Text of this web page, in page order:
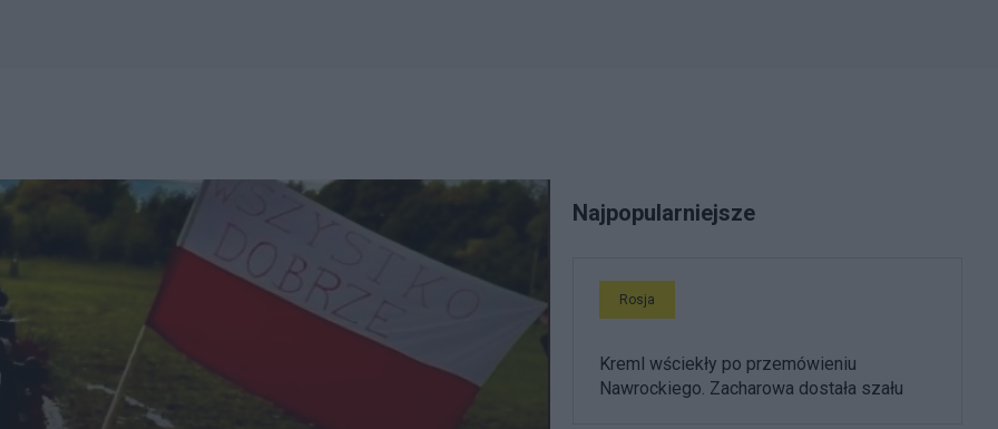
Najpopularniejsze
Rosja
Kreml wściekły po przemówieniu
Nawrockiego. Zacharowa dostała szału